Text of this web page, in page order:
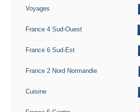
Voyages
France 4 Sud-Ouest
France 6 Sud-Est
France 2 Nord Normandie
Cuisine